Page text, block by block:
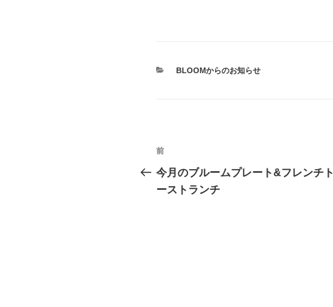
カ
BLOOMからのお知らせ
投
稿
ナ
過
去
の
前
今月のブルームプレート&フレンチト
ーストランチ